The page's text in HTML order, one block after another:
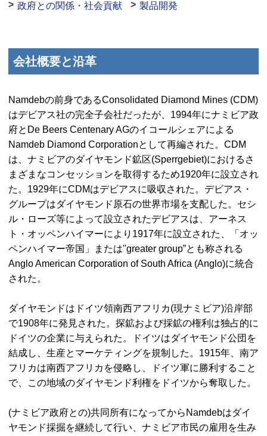
政府との関係・社会貢献
製品開発
会社概要と沿革
Namdebの前身であるConsolidated Diamond Mines (CDM)
はデビアス社の完全子会社だったが、1994年にナミビア政
府と De Beers Centenary AGのイコールシェアによる
Namdeb Diamond Corporationとして再編された。 CDM
は、ナミビアのダイヤモンド鉱区(Sperrgebiet)におけるさ
まざまなコンセッションを取得するため1920年に設立され
た。1929年にCDMはデビアスに吸収された。デビアス・
グループはダイヤモンド原石の世界市場を支配した。セシ
ル・ローズ等によって設立されたデビアスは、アーネス
ト・オッペンハイマーにより1917年に設立された、「オッ
ペンハイマー帝国」または"greater group”とも称される
Anglo American Corporation of South Africa (Anglo)に統合
された。
ダイヤモンドはドイツ領南西アフリカ(現ナミビア)沿岸部
で1908年に発見された。探鉱および採鉱の権利は独占的に
ドイツの企業に与えられた。ドイツはダイヤモンド公団を
結成し、生産とマーケティングを規制した。1915年、南ア
フリカは南西アフリカを侵略し、ドイツ軍に勝利すること
で、この地域のダイヤモンド利権をドイツから奪取した。
(ナミビア政府との)共同所有になってから Namdebはダイ
ヤモンド採掘を継続して行い、ナミビア市民の雇用を生み